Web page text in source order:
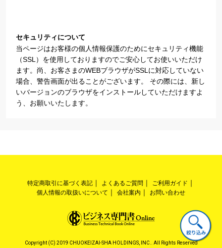
セキュリティについて
当ページはお客様の個人情報保護のためにセキュリティ機能
（SSL）を使用しておりますのでご安心してお使いいただけ
ます。尚、お客さまのWEBブラウザがSSLに対応していない
場合、警告画面が出ることがございます。 その際には、新し
いバージョンのブラウザをインストールしていただけますよ
う、お願いいたします。
特定商取引に基づく表記 よくあるご質問
ご利用ガイド
個人情報の取扱いについて
会社案内 お問い合わせ
Copyright (C) 2019 CHUOKEIZAI-SHA HOLDINGS, INC.. All Rights Reserved